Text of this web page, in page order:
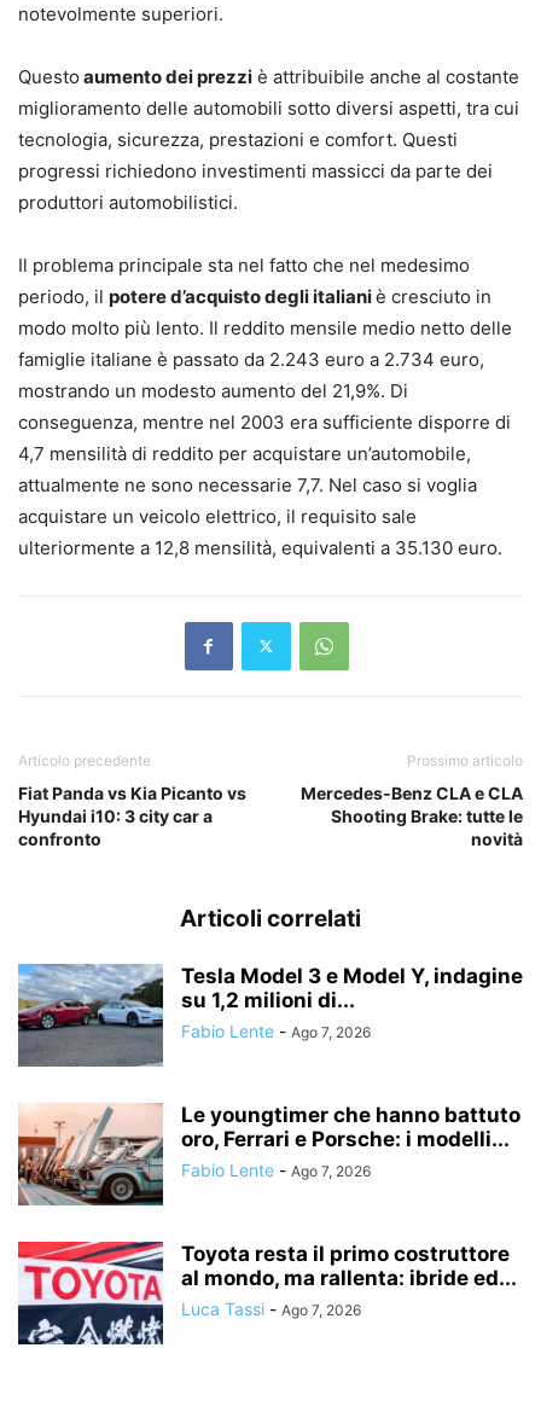
notevolmente superiori.
Questo aumento dei prezzi è attribuibile anche al costante
miglioramento delle automobili sotto diversi aspetti, tra cui
tecnologia, sicurezza, prestazioni e comfort. Questi
progressi richiedono investimenti massicci da parte dei
produttori automobilistici.
Il problema principale sta nel fatto che nel medesimo
periodo, il potere d’acquisto degli italianiè cresciuto in
modo molto più lento. Il reddito mensile medio netto delle
famiglie italiane è passato da 2.243 euro a 2.734 euro,
mostrando un modesto aumento del 21,9%. Di
conseguenza, mentre nel 2003 era sufficiente disporre di
4,7 mensilità di reddito per acquistare un’automobile,
attualmente ne sono necessarie 7,7. Nel caso si voglia
acquistare un veicolo elettrico, il requisito sale
ulteriormente a 12,8 mensilità, equivalenti a 35.130 euro.
Articolo precedente
Fiat Panda vs Kia Picanto vs
Hyundai i10: 3 city car a
confronto
Prossimo articolo
Mercedes-Benz CLA e CLA
Shooting Brake: tutte le
novità
Articoli correlati
Tesla Model 3 e Model Y, indagine
su 1,2 milioni di...
Fabio Lente - Ago 7, 2026
Le youngtimer che hanno battuto
oro, Ferrari e Porsche: i modelli...
Fabio Lente - Ago 7, 2026
Toyota resta il primo costruttore
al mondo, ma rallenta: ibride ed...
Luca Tassi - Ago 7, 2026